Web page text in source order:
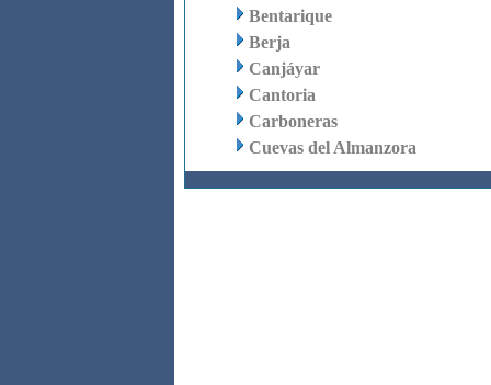
Bentarique
Berja
Canjáyar
Cantoria
Carboneras
Cuevas del Almanzora